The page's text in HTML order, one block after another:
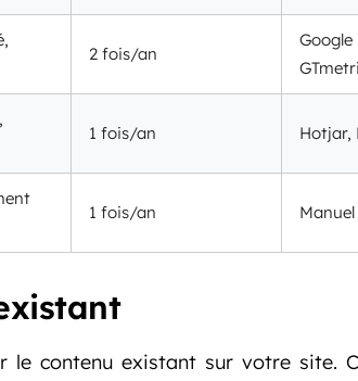
2 fois/an
Google
1 fois/an Hotjar,
1 fois/an
le contenu existant sur votre site.